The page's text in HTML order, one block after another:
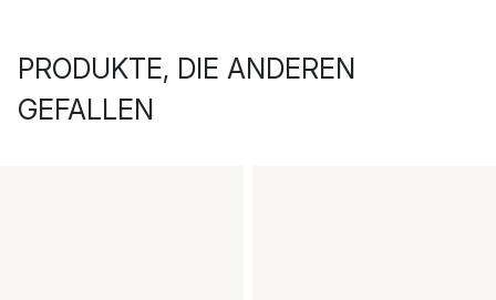
PRODUKTE, DIE ANDEREN
GEFALLEN